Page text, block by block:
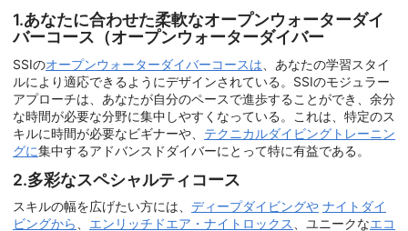
1.あなたに合わせた柔軟なオープンウォーターダイ
バーコース（オープンウォーターダイバー
SSIのオープンウォーターダイバーコースは 、あなたの学習スタイ
ルにより適応できるようにデザインされている。SSIのモジュラー
アプローチは、あなたが自分のペースで進歩することができ、余分
な時間が必要な分野に集中しやすくなっている。これは、特定のス
キルに時間が必要なビギナーや、 テクニカルダイビングトレーニン
グに集中するアドバンスドダイバーにとって特に有益である。
2.多彩なスペシャルティコース
スキルの幅を広げたい方には、 ディープダイビングや ナイトダイ
ビングから、 エンリッチドエア・ナイトロックス、ユニークなエコ